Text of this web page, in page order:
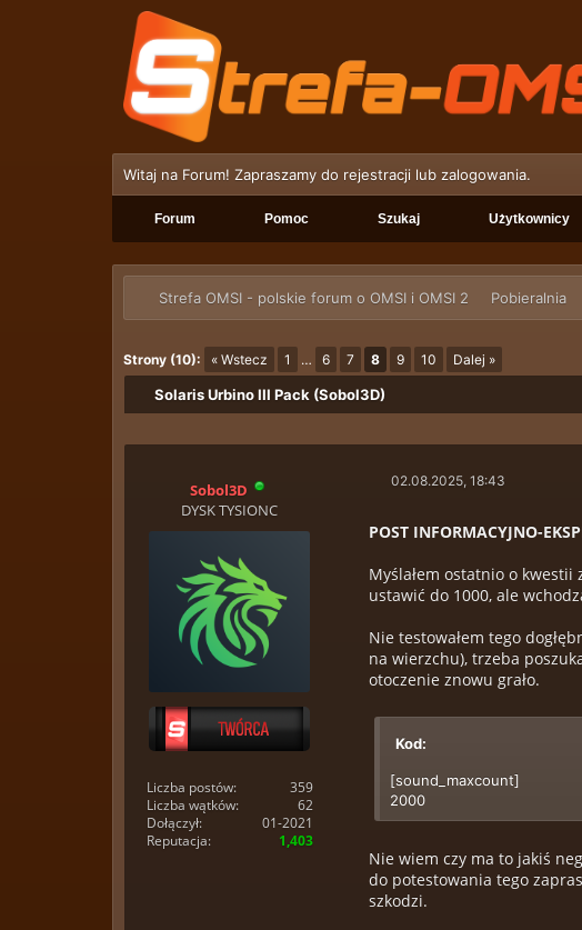
Witaj na Forum! Zapraszamy do rejestracji lub zalogowania.
Forum Pomoc Szukaj Użytkownicy
Strefa OMSI - polskie forum o OMSI i OMSI 2 Pobieralnia
Strony (10): « Wstecz 1 … 6 7 8 9 10 Dalej »
Solaris Urbino III Pack (Sobol3D)
Sobol3D
DYSK TYSIONC
Liczba postów:
359
Liczba wątków:
62
Dołączył:
01-2021
Reputacja:
1,403
02.08.2025, 18:43
POST INFORMACYJNO-
Myślałem ostatnio o
ustawić do 1000, ale
Nie testowałem tego
na wierzchu), trzeba
otoczenie znowu grało.
Kod:
[sound_maxcount]
2000
Nie wiem czy ma to jakiś
do potestowania tego
szkodzi.